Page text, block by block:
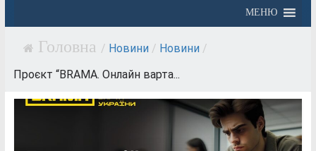
МЕНЮ
/ Новини / Новини /
Проєкт “BRAMA. Онлайн варта...